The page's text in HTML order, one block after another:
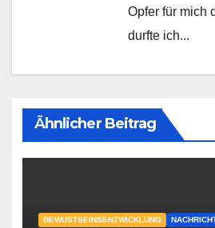
Opfer für mich
durfte ich...
Ähnlicher Beitrag
BEWUSTSEINSENTWICKLUNG